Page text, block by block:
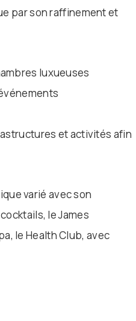
par son raffinement et
luxueuses
et activités afin
varié avec son
le James
le Health Club, avec